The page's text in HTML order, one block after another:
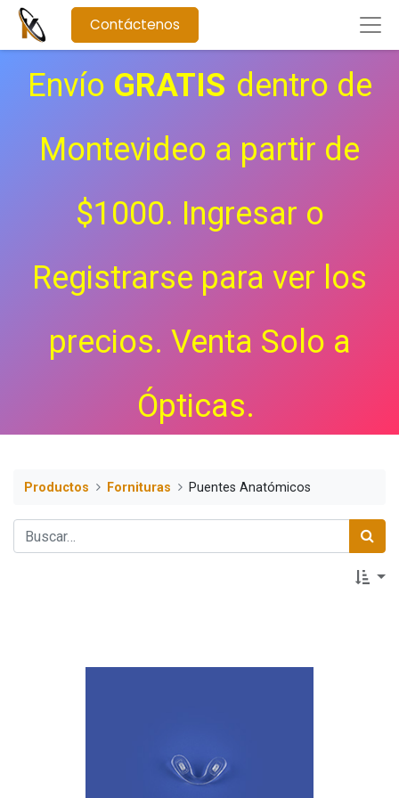
Contáctenos
Envío GRATIS dentro de
Montevideo a partir de
$1000. Ingresar o
Registrarse para ver los
precios. Venta Solo a
Ópticas.
Productos Fornituras Puentes Anatómicos